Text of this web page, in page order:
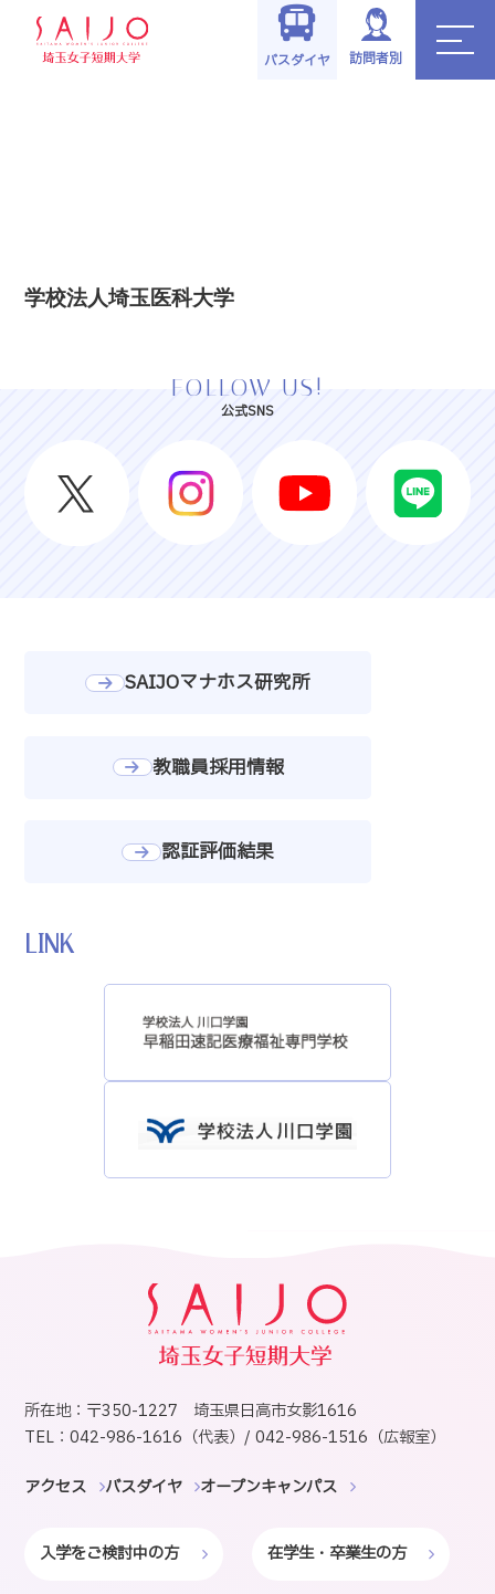
バスダイヤ 訪問者別
学校法人埼玉医科大学
FOLLOW US!
公式SNS
SAIJOマナホス研究所
教職員採用情報
認証評価結果
LINK
所在地：〒350-1227 埼玉県日高市女影1616
TEL：042-986-1616（代表）/ 042-986-1516（広報室）
アクセス バスダイヤ オープンキャンパス
入学をご検討中の方 在学生・卒業生の方